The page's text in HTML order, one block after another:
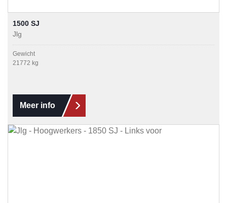
1500 SJ
Jlg
Gewicht
21772 kg
Meer info